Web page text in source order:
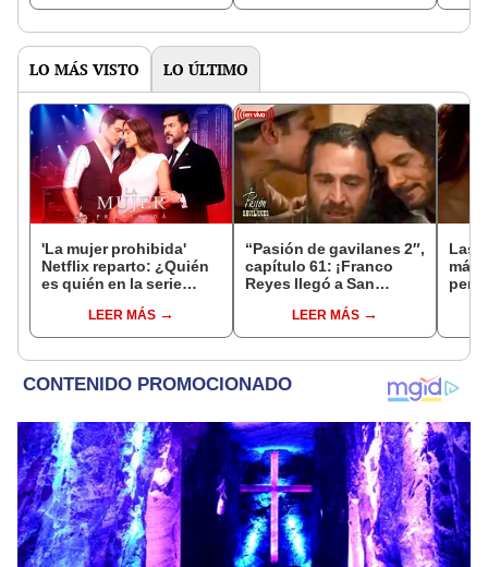
LO MÁS VISTO LO ÚLTIMO
'La mujer prohibida'
Netflix reparto: ¿Quién
es quién en la serie
protagonizada por
Valerie Domínguez?
LEER MÁS
“Pasión de gavilanes 2″,
capítulo 61: ¡Franco
Reyes llegó a San
LEER MÁS
Las
más